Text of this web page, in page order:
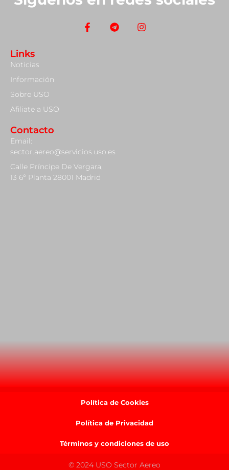
Links
Noticias
Información
Sobre USO
Afiliate a USO
Contacto
Email:
sector.aereo@servicios.uso.es
Calle Príncipe De Vergara,
13 6º Planta 28001 Madrid
Política de Cookies
Política de Privacidad
Términos y condiciones de uso
© 2024 USO Sector Aereo